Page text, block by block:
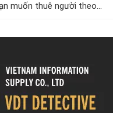
muốn thuê người theo...